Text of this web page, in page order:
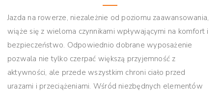
Jazda na rowerze, niezależnie od poziomu zaawansowania,
wiąże się z wieloma czynnikami wpływającymi na komfort i
bezpieczeństwo. Odpowiednio dobrane wyposażenie
pozwala nie tylko czerpać większą przyjemność z
aktywności, ale przede wszystkim chroni ciało przed
urazami i przeciążeniami. Wśród niezbędnych elementów